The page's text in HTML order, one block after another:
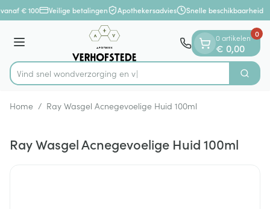
Ga naar de inhoud
1 van 1
€ 100 Veilige betalingen Apothekersadvies Snelle beschikbaarheid
Menu
Product, merk, categorie...
Vind snel wondverzorg Zoek
0 artikelen
€ 0,00
0
Home / Ray Wasgel Acnegevoelige Huid 100ml
Ray Wasgel Acnegevoelige Huid 100ml